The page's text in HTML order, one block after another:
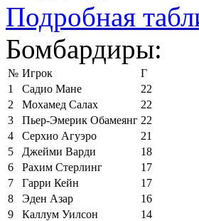
Подробная
Бомбардиры:
№ Игрок
Г
1
Садио Мане
22
2
Мохамед Салах
22
3
Пьер-Эмерик Обамеянг 22
4
Серхио Агуэро
21
5
Джейми Варди
18
6
Рахим Стерлинг
17
7
Гарри Кейн
17
8
Эден Азар
16
9
Каллум Уилсон
14